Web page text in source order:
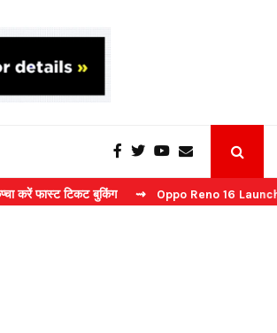
टिकट बुकिंग ⇝ Oppo Reno 16 Launch: 2 जुलाई